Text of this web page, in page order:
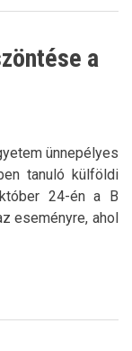
a
ünnepélyes
tanuló külföldi
24-én a B
eseményre, ahol